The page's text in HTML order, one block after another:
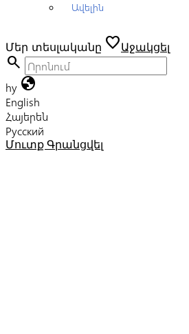
Ավելին
Մեր տեսլականը favoriteԱջակցել
search
hy globe
English
Հայերեն
Русский
Մուտք Գրանցվել